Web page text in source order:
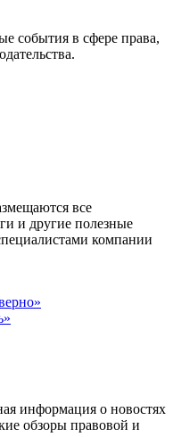
события в сфере права,
все
и другие полезные
компании
информация о новостях
обзоры правовой и